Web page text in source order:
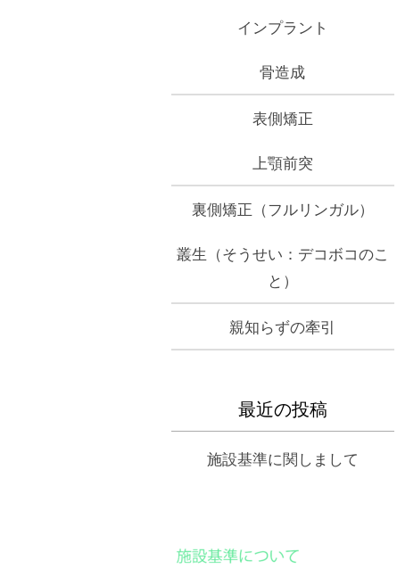
インプラント
骨造成
表側矯正
上顎前突
裏側矯正（フルリンガル）
叢生（そうせい：デコボコのこ
と）
親知らずの牽引
最近の投稿
施設基準に関しまして